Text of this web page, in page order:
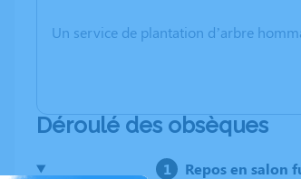
Un service de plantation d’arbre
Déroulé des obsèques
Repos en salon